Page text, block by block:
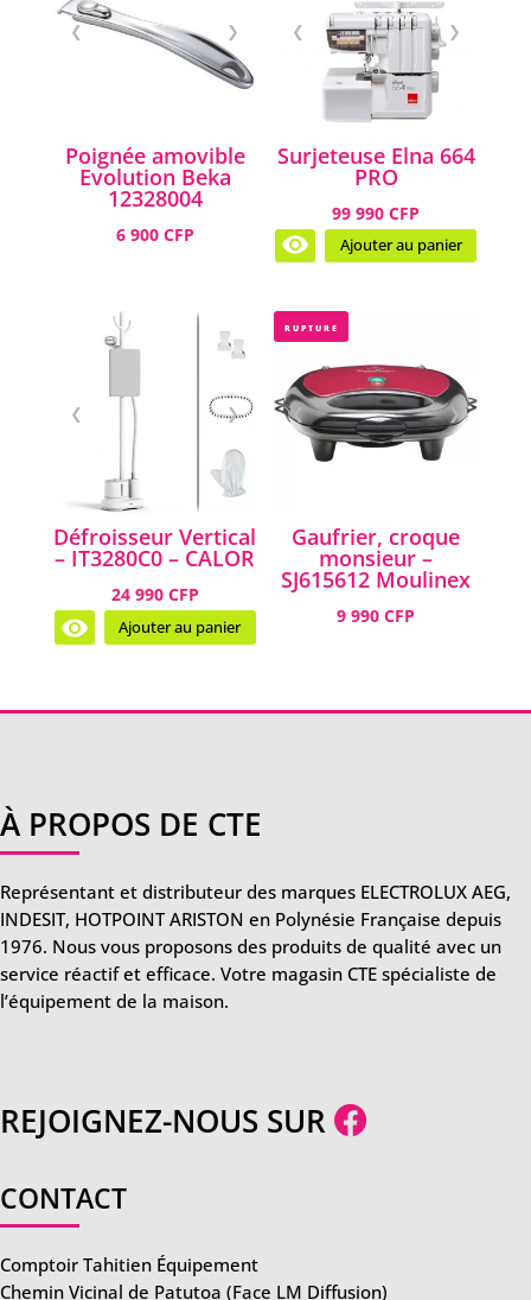
❮ ❯
Poignée amovible
Evolution Beka
12328004
6 900 CFP
❮ ❯
Surjeteuse Elna 664
PRO
99 990 CFP
Ajouter au panier
❮ ❯
Défroisseur Vertical
– IT3280C0 – CALOR
24 990 CFP
Ajouter au panier
RUPTURE
❮ ❯
Gaufrier, croque
monsieur –
SJ615612 Moulinex
9 990 CFP
À PROPOS DE CTE
Représentant et distributeur des marques ELECTROLUX AEG,
INDESIT, HOTPOINT ARISTON en Polynésie Française depuis
1976. Nous vous proposons des produits de qualité avec un
service réactif et efficace. Votre magasin CTE spécialiste de
l’équipement de la maison.
REJOIGNEZ-NOUS SUR
CONTACT
Comptoir Tahitien Équipement
Chemin Vicinal de Patutoa (Face LM Diffusion)